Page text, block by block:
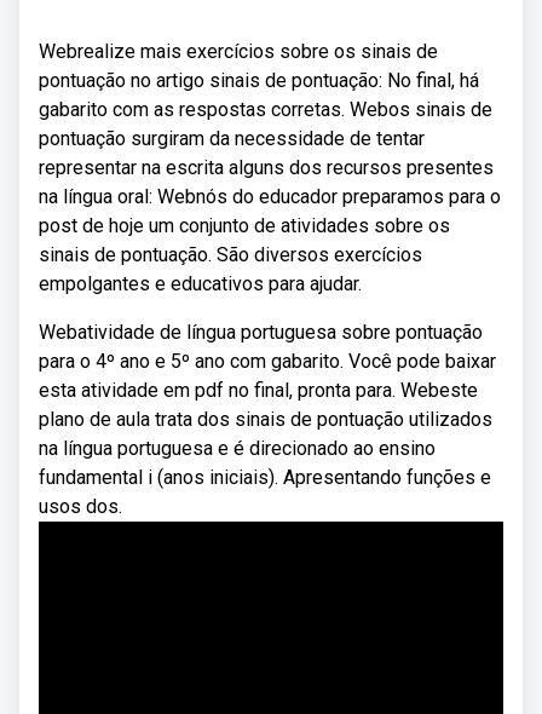
Webrealize mais exercícios sobre os sinais de
pontuação no artigo sinais de pontuação: No final, há
gabarito com as respostas corretas. Webos sinais de
pontuação surgiram da necessidade de tentar
representar na escrita alguns dos recursos presentes
na língua oral: Webnós do educador preparamos para o
post de hoje um conjunto de atividades sobre os
sinais de pontuação. São diversos exercícios
empolgantes e educativos para ajudar.
Webatividade de língua portuguesa sobre pontuação
para o 4º ano e 5º ano com gabarito. Você pode baixar
esta atividade em pdf no final, pronta para. Webeste
plano de aula trata dos sinais de pontuação utilizados
na língua portuguesa e é direcionado ao ensino
fundamental i (anos iniciais). Apresentando funções e
usos dos.